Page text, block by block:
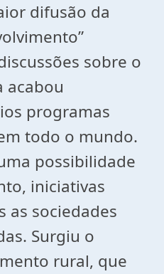
difusão da
sobre o
acabou
programas
todo o mundo.
possibilidade
iniciativas
as sociedades
Surgiu o
rural, que